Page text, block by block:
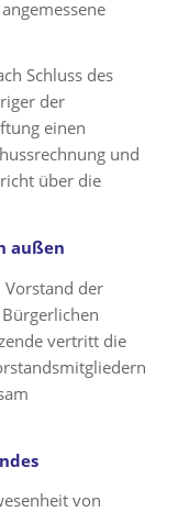
Schluss des
der
einen
und
über die
außen
der
vertritt die
von